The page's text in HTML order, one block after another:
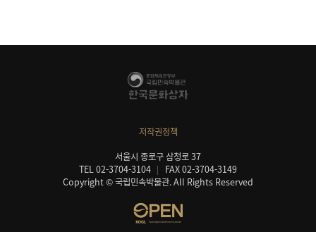
저작권정책
서울시 종로구 삼청로 37
TEL 02-3704-3104
FAX 02-3704-3149
Copyright © 국립민속박물관. All Rights Reserved